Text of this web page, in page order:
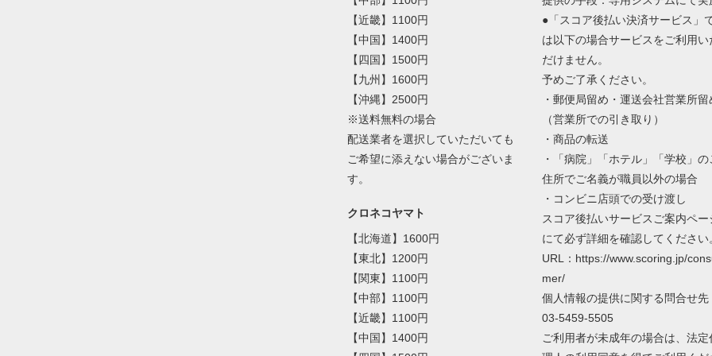
【近畿】1100円
【中国】1400円
【四国】1500円
【九州】1600円
【沖縄】2500円
※送料無料の場合
配送業者を選択していただいても
ご希望に添えない場合がございま
す。
クロネコヤマト
【北海道】1600円
【東北】1200円
【関東】1100円
【中部】1100円
【近畿】1100円
【中国】1400円
●「スコア後払い決済サービス」
は以下の場合サービスをご利用い
だけません。
予めご了承ください。
・郵便局留め・運送会社営業所留
（営業所での引き取り）
・商品の転送
・「病院」「ホテル」「学校」の
住所でご名義が職員以外の場合
・コンビニ店頭での受け渡し
スコア後払いサービスご案内ペー
にて必ず詳細を確認してください
URL：https://www.scoring.jp/
mer/
個人情報の提供に関する問合せ先
03-5459-5505
ご利用者が未成年の場合は、法定